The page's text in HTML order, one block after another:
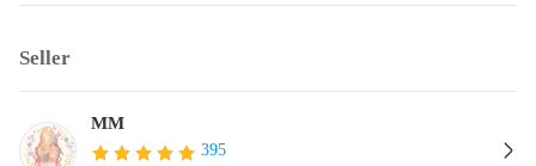
Seller
MM
395